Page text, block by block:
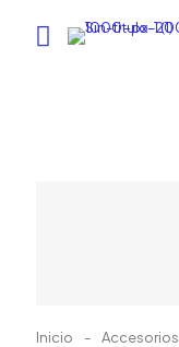
Inicio - Accesorios